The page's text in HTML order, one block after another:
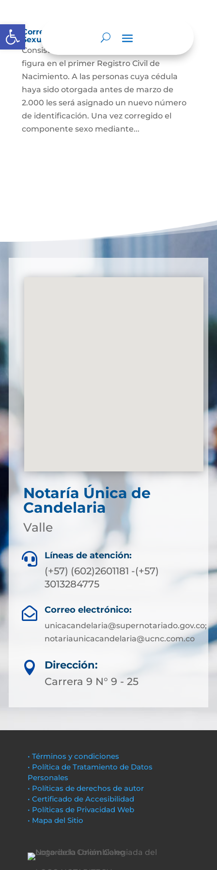
Abrir barra de herramientas
Corrección Componente de Identidad
Sexual en el Registro Civil de Nacimiento
Consiste en el cambio legal del sexo que
figura en el primer Registro Civil de
Nacimiento. A las personas cuya cédula
haya sido otorgada antes de marzo de
2.000 les será asignado un nuevo número
de identificación. Una vez corregido el
componente sexo mediante...
Notaría Única de
Candelaria
Valle
 Líneas de atención:
(+57) (602)2601181 -(+57)
3013284775
 Correo electrónico:
unicacandelaria@supernotariado.gov.co;
notariaunicacandelaria@ucnc.com.co

Dirección:
Carrera 9 N° 9 - 25
• Términos y condiciones
• Política de Tratamiento de Datos
Personales
• Políticas de derechos de autor
• Certificado de Accesibilidad
• Políticas de Privacidad Web
• Mapa del Sitio